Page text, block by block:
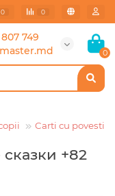
0 0
749
0
Carti cu povesti
+82